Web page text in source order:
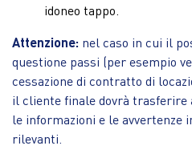
idoneo tappo.
Attenzione: nel caso in cui il
questione passi (per esempio
cessazione di contratto di
il cliente finale dovrà trasferire
le informazioni e le avvertenze
rilevanti.